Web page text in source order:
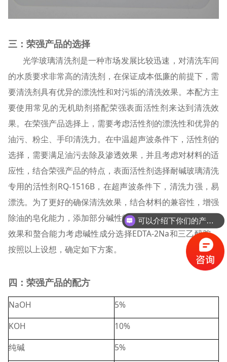
三：荣强产品的选择
光学玻璃清洗剂是一种市场发展比较迅速，对清洗车间
的水质要求非常高的清洗剂，在保证成本低廉的前提下，需
要清洗剂具有优异的漂洗性和对污垢的清洗效果。本配方主
要使用常见的无机助剂搭配荣强表面活性剂来达到清洗效
果。在荣强产品选择上，需要考虑活性剂的漂洗性和优异的
油污、粉尘、手印清洗力。在中温超声波条件下，活性剂的
选择，需要满足油污去除及渗透效果，并且考虑对材料的适
应性，结合荣强产品的特点，表面活性剂选择耐碱玻璃清洗
专用的活性剂RQ-1516B，在超声波条件下，清洗力强，易
漂洗。为了更好的确保清洗效果，结合材料的兼容性，增强
除油的皂化能力，添加部分碱性物质NaOH、KOH，从清洗
效果和螯合能力考虑碱性成分选择EDTA-2Na和三乙醇胺。
按照以上设想，确定如下方案。
四：荣强产品的配方
NaOH
5%
KOH
10%
纯碱
5%
可以介绍下你们的产品么？